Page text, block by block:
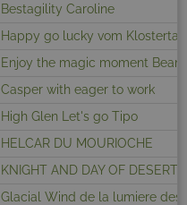
Bestagility Caroline
Happy go lucky vom Klostertal
Enjoy the magic moment
Casper with eager to work
High Glen Let's go Tipo
HELCAR DU MOURIOCHE
KNIGHT AND DAY OF DESERT
Glacial Wind de la lumiere des